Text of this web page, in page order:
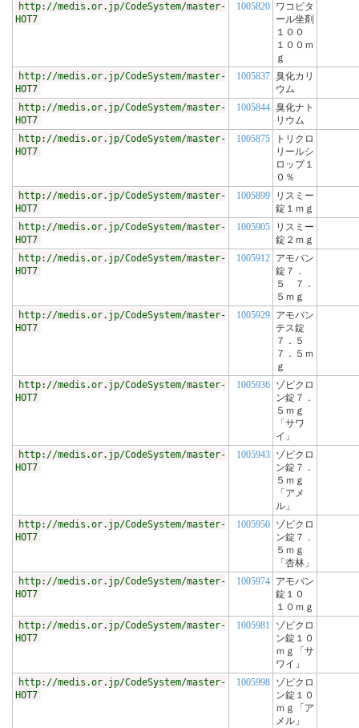
http://medis.or.jp/CodeSystem/master-
HOT7
1005820 ワコビタ
ール坐剤
１００
１００ｍ
ｇ
http://medis.or.jp/CodeSystem/master-
HOT7
1005837 臭化カリ
ウム
http://medis.or.jp/CodeSystem/master-
HOT7
1005844 臭化ナト
リウム
http://medis.or.jp/CodeSystem/master-
HOT7
1005875
トリクロ
リールシ
ロップ１
０％
http://medis.or.jp/CodeSystem/master-
HOT7
1005899
リスミー
錠１ｍｇ
http://medis.or.jp/CodeSystem/master-
HOT7
1005905
リスミー
錠２ｍｇ
http://medis.or.jp/CodeSystem/master-
HOT7
1005912 アモバン
錠７．
５ ７．
５ｍｇ
http://medis.or.jp/CodeSystem/master-
HOT7
1005929 アモバン
テス錠
７．５
７．５ｍ
ｇ
http://medis.or.jp/CodeSystem/master-
HOT7
1005936 ゾピクロ
ン錠７．
５ｍｇ
「サワ
イ」
http://medis.or.jp/CodeSystem/master-
HOT7
1005943 ゾピクロ
ン錠７．
５ｍｇ
「アメ
ル」
http://medis.or.jp/CodeSystem/master-
HOT7
1005950 ゾピクロ
ン錠７．
５ｍｇ
「杏林」
http://medis.or.jp/CodeSystem/master-
HOT7
1005974 アモバン
錠１０
１０ｍｇ
http://medis.or.jp/CodeSystem/master-
HOT7
1005981
ゾピクロ
ン錠１０
ｍｇ「サ
ワイ」
http://medis.or.jp/CodeSystem/master-
HOT7
1005998 ゾピクロ
ン錠１０
ｍｇ「ア
メル」